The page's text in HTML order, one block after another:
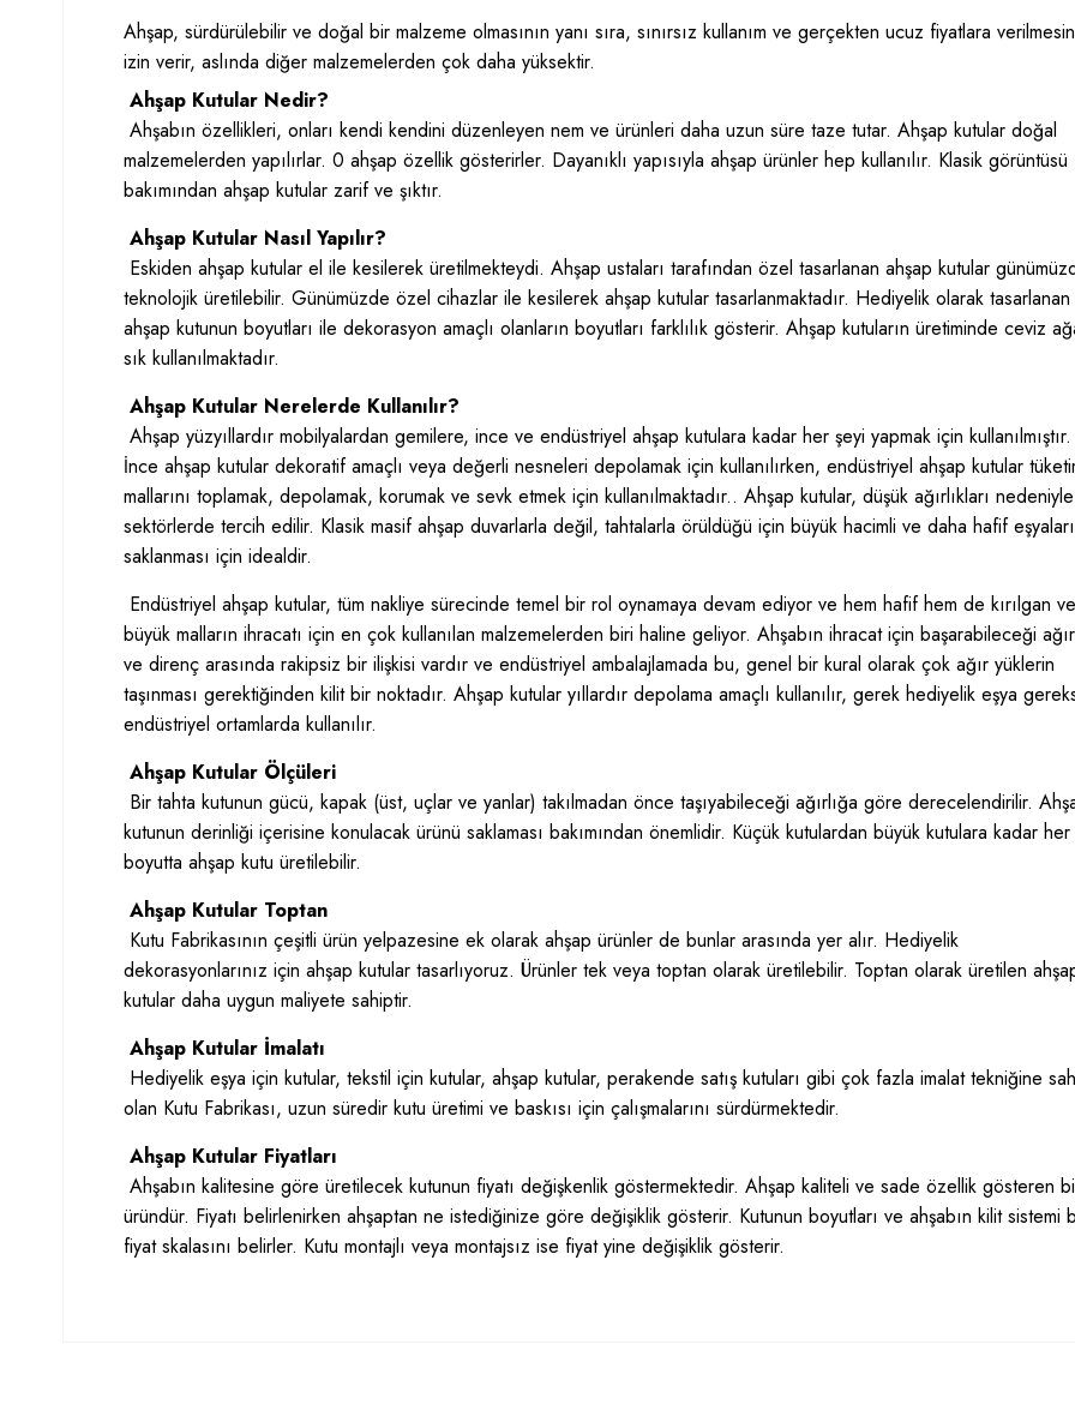
Ahşap, sürdürülebilir ve doğal bir malzeme olmasının yanı sıra, sınırsız kullanım ve gerçekten ucuz fiyatlara
izin verir, aslında diğer malzemelerden çok daha yüksektir.
Ahşap Kutular Nedir?
Ahşabın özellikleri, onları kendi kendini düzenleyen nem ve ürünleri daha uzun süre taze tutar. Ahşap kutular doğal
malzemelerden yapılırlar. 0 ahşap özellik gösterirler. Dayanıklı yapısıyla ahşap ürünler hep kullanılır. Klasik görüntüsü
bakımından ahşap kutular zarif ve şıktır.
Ahşap Kutular Nasıl Yapılır?
Eskiden ahşap kutular el ile kesilerek üretilmekteydi. Ahşap ustaları tarafından özel tasarlanan ahşap kutular
teknolojik üretilebilir. Günümüzde özel cihazlar ile kesilerek ahşap kutular tasarlanmaktadır. Hediyelik olarak tasarlanan
ahşap kutunun boyutları ile dekorasyon amaçlı olanların boyutları farklılık gösterir. Ahşap kutuların üretiminde ceviz
sık kullanılmaktadır.
Ahşap Kutular Nerelerde Kullanılır?
Ahşap yüzyıllardır mobilyalardan gemilere, ince ve endüstriyel ahşap kutulara kadar her şeyi yapmak için kullanılmıştır.
İnce ahşap kutular dekoratif amaçlı veya değerli nesneleri depolamak için kullanılırken, endüstriyel ahşap kutular
mallarını toplamak, depolamak, korumak ve sevk etmek için kullanılmaktadır.. Ahşap kutular, düşük ağırlıkları nedeniyle
sektörlerde tercih edilir. Klasik masif ahşap duvarlarla değil, tahtalarla örüldüğü için büyük hacimli ve daha hafif
saklanması için idealdir.
Endüstriyel ahşap kutular, tüm nakliye sürecinde temel bir rol oynamaya devam ediyor ve hem hafif hem de kırılgan ve
büyük malların ihracatı için en çok kullanılan malzemelerden biri haline geliyor. Ahşabın ihracat için başarabileceği
ve direnç arasında rakipsiz bir ilişkisi vardır ve endüstriyel ambalajlamada bu, genel bir kural olarak çok ağır yüklerin
taşınması gerektiğinden kilit bir noktadır. Ahşap kutular yıllardır depolama amaçlı kullanılır, gerek hediyelik eşya
endüstriyel ortamlarda kullanılır.
Ahşap Kutular Ölçüleri
Bir tahta kutunun gücü, kapak (üst, uçlar ve yanlar) takılmadan önce taşıyabileceği ağırlığa göre derecelendirilir.
kutunun derinliği içerisine konulacak ürünü saklaması bakımından önemlidir. Küçük kutulardan büyük kutulara kadar her
boyutta ahşap kutu üretilebilir.
Ahşap Kutular Toptan
Kutu Fabrikasının çeşitli ürün yelpazesine ek olarak ahşap ürünler de bunlar arasında yer alır. Hediyelik
dekorasyonlarınız için ahşap kutular tasarlıyoruz. Ürünler tek veya toptan olarak üretilebilir. Toptan olarak üretilen
kutular daha uygun maliyete sahiptir.
Ahşap Kutular İmalatı
Hediyelik eşya için kutular, tekstil için kutular, ahşap kutular, perakende satış kutuları gibi çok fazla imalat tekniğine
olan Kutu Fabrikası, uzun süredir kutu üretimi ve baskısı için çalışmalarını sürdürmektedir.
Ahşap Kutular Fiyatları
Ahşabın kalitesine göre üretilecek kutunun fiyatı değişkenlik göstermektedir. Ahşap kaliteli ve sade özellik gösteren
üründür. Fiyatı belirlenirken ahşaptan ne istediğinize göre değişiklik gösterir. Kutunun boyutları ve ahşabın kilit sistemi
fiyat skalasını belirler. Kutu montajlı veya montajsız ise fiyat yine değişiklik gösterir.